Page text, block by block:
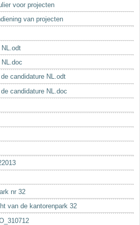
voor projecten
van projecten
candidature NL.odt
candidature NL.doc
nr 32
van de kantorenpark 32